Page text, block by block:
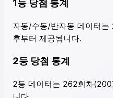
1등 당첨 통계
자동/수동/반자동 데이터
후부터 제공됩니다.
2등 당첨 통계
2등 데이터는 262회차